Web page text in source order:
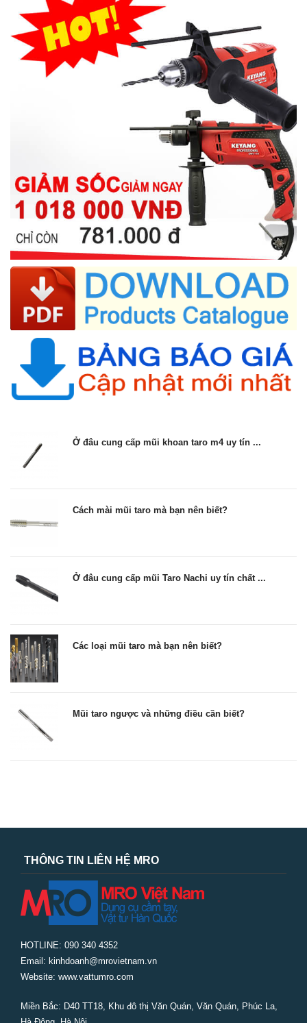
Ở đâu cung cấp mũi khoan taro m4 uy tín ...
Cách mài mũi taro mà bạn nên biết?
Ở đâu cung cấp mũi Taro Nachi uy tín chất ...
Các loại mũi taro mà bạn nên biết?
Mũi taro ngược và những điều cần biết?
THÔNG TIN LIÊN HỆ MRO
HOTLINE: 090 340 4352
Email: kinhdoanh@mrovietnam.vn
Website: www.vattumro.com
Miền Bắc: D40 TT18, Khu đô thị Văn Quán, Văn Quán, Phúc La,